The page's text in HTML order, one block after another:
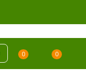
0 0